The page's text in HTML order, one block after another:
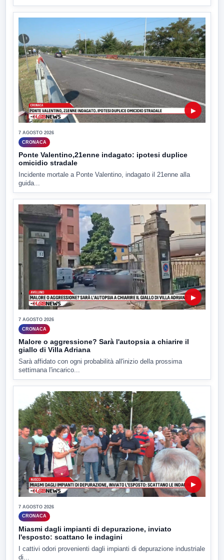
▶
7 AGOSTO 2026
CRONACA
Ponte Valentino,21enne indagato: ipotesi duplice
omicidio stradale
Incidente mortale a Ponte Valentino, indagato il 21enne alla
guida...
▶
7 AGOSTO 2026
CRONACA
Malore o aggressione? Sarà l'autopsia a chiarire il
giallo di Villa Adriana
Sarà affidato con ogni probabilità all'inizio della prossima
settimana l'incarico...
▶
7 AGOSTO 2026
CRONACA
Miasmi dagli impianti di depurazione, inviato
l'esposto: scattano le indagini
I cattivi odori provenienti dagli impianti di depurazione industriale
di...